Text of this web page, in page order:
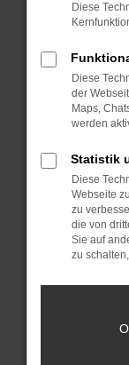
anderen
Fenster?
Starte
Das
Stelle
sind.
führen,
mehr
Wende
Wenn
Diese
Diese
der
Maps,
werden
Statistik
Diese
Webseite
zu
die von
Sie auf
zu